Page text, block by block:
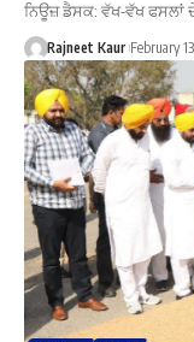
ਨਿਊਜ਼ ਡੈਸਕ: ਵੱਖ-ਵੱਖ
Rajneet Kaur February